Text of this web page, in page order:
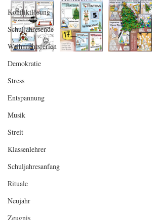
Konfliktlösung
Schuljahresende
Weihnachtsferien
Demokratie
Stress
Entspannung
Musik
Streit
Klassenlehrer
Schuljahresanfang
Rituale
Neujahr
Zeugnis